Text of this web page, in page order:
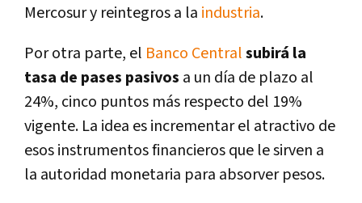
Mercosur y reintegros a la industria.
Por otra parte, el Banco Centralsubirá la
tasa de pases pasivos a un día de plazo al
24%, cinco puntos más respecto del 19%
vigente. La idea es incrementar el atractivo de
esos instrumentos financieros que le sirven a
la autoridad monetaria para absorver pesos.